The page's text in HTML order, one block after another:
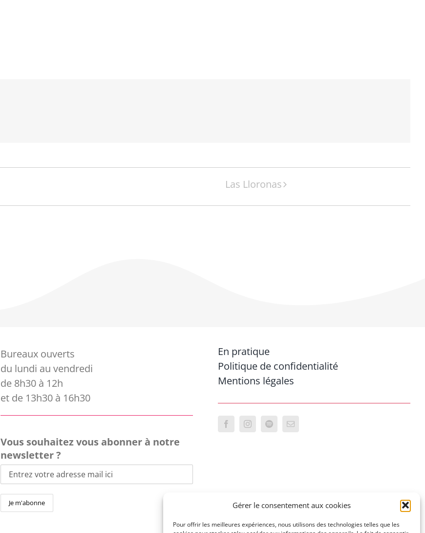
Gérer le consentement aux cookies
Pour offrir les meilleures expériences, nous utilisons des technologies telles que les
Las Lloronas
Bureaux ouverts
du lundi au vendredi
de 8h30 à 12h
et de 13h30 à 16h30
Vous souhaitez vous abonner à notre
newsletter ?
En pratique
Politique de confidentialité
Mentions légales